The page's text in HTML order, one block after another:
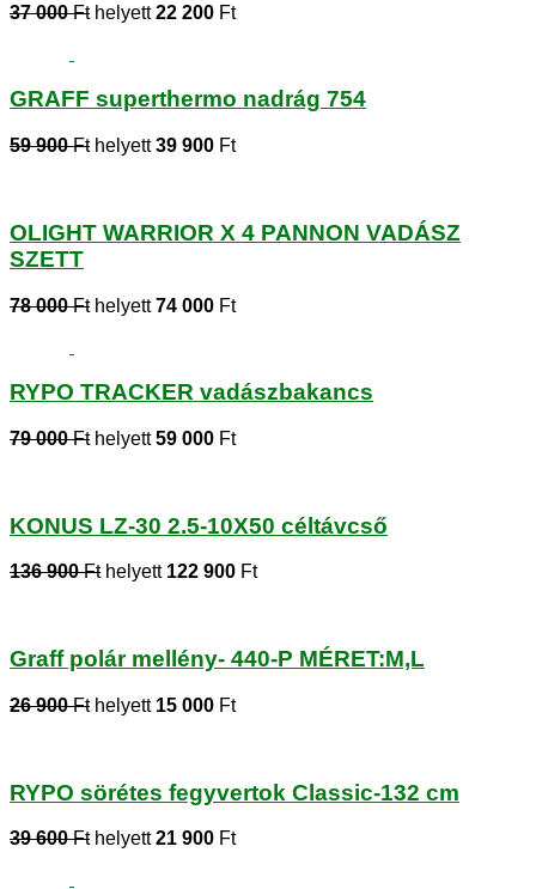
37 000 Fthelyett22 200 Ft
GRAFF superthermo nadrág 754
59 900 Fthelyett39 900 Ft
OLIGHT WARRIOR X 4 PANNON VADÁSZ
SZETT
78 000 Fthelyett74 000 Ft
RYPO TRACKER vadászbakancs
79 000 Fthelyett59 000 Ft
KONUS LZ-30 2.5-10X50 céltávcső
136 900 Fthelyett 122 900 Ft
Graff polár mellény- 440-P MÉRET:M,L
26 900 Fthelyett 15 000 Ft
RYPO sörétes fegyvertok Classic-132 cm
39 600 Fthelyett21 900 Ft